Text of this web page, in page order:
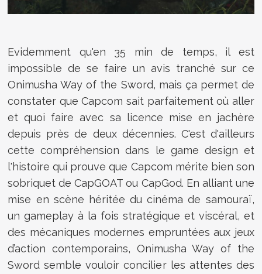
Evidemment qu'en 35 min de temps, il est
impossible de se faire un avis tranché sur ce
Onimusha Way of the Sword, mais ça permet de
constater que Capcom sait parfaitement où aller
et quoi faire avec sa licence mise en jachère
depuis près de deux décennies. C'est d'ailleurs
cette compréhension dans le game design et
l'histoire qui prouve que Capcom mérite bien son
sobriquet de CapGOAT ou CapGod. En alliant une
mise en scène héritée du cinéma de samouraï,
un gameplay à la fois stratégique et viscéral, et
des mécaniques modernes empruntées aux jeux
d’action contemporains, Onimusha Way of the
Sword semble vouloir concilier les attentes des